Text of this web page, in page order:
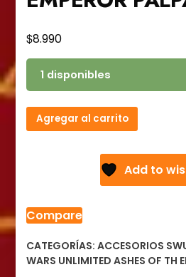
$8.990
1 disponibles
STAR
WARS
-
PALPATINE
cantidad
Agregar al carrito
Add to
Compare
CATEGORÍAS:ACCESORIOS
WARS UNLIMITED ASHES OF TH